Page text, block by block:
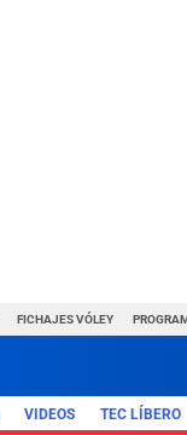
FICHAJES VÓLEY
VIDEOS TEC LÍBERO